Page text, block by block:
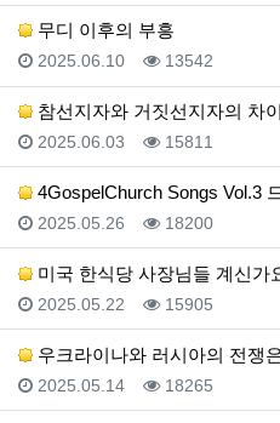
무디 이후의 부흥
등록일
2025.06.10 조회
13542
참선지자와 거짓선지자의 차이
등록일
2025.06.03 조회
15811
4GospelChurch Songs Vol.3
등록일
2025.05.26 조회
18200
미국 한식당 사장님들 계신가
등록일
2025.05.22 조회
15905
우크라이나와 러시아의 전쟁
등록일
2025.05.14 조회
18265